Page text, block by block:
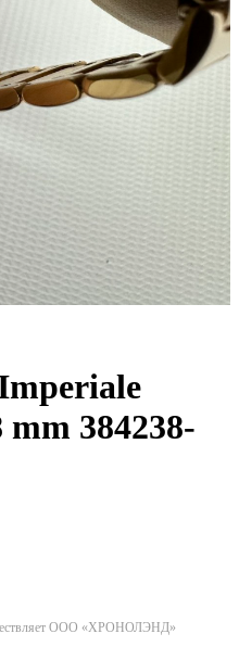
384238-
ООО «ХРОНОЛЭНД»